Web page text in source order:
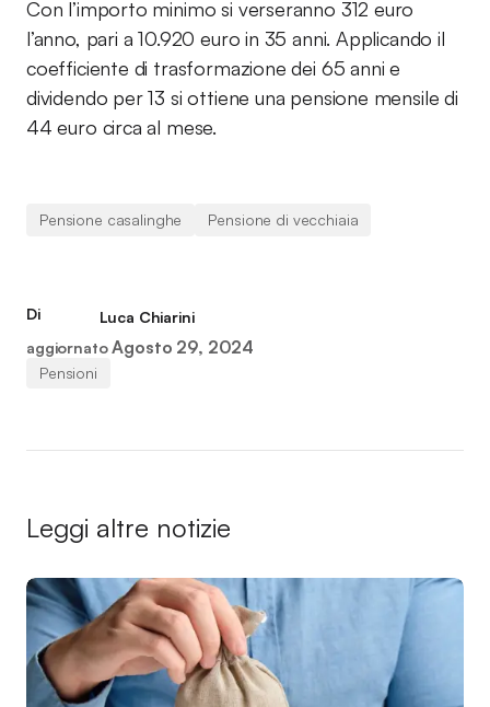
Con l’importo minimo si verseranno 312 euro
l’anno, pari a 10.920 euro in 35 anni. Applicando il
coefficiente di trasformazione dei 65 anni e
dividendo per 13 si ottiene una pensione mensile di
44 euro circa al mese.
Pensione casalinghe Pensione di vecchiaia
Di
Luca Chiarini
aggiornato Agosto 29, 2024
Pensioni
Leggi altre notizie